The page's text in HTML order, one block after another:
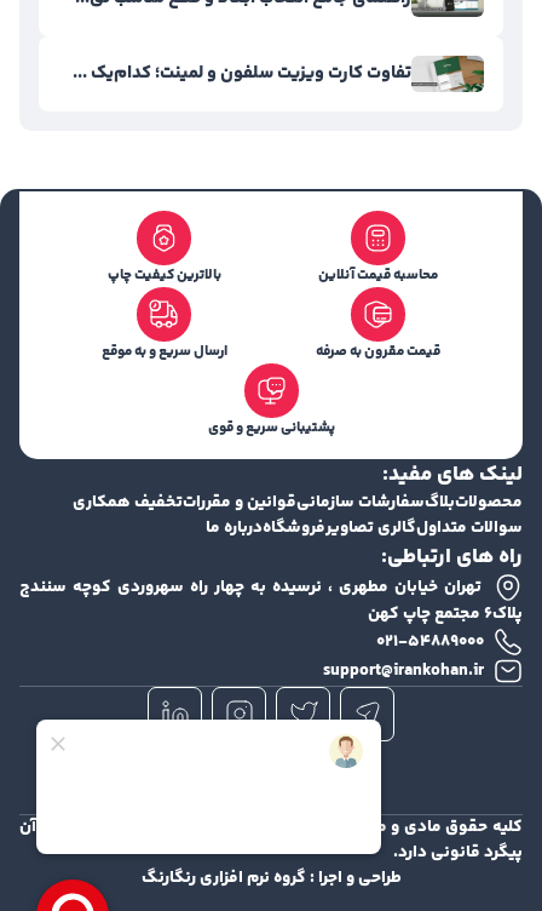
تفاوت کارت ویزیت سلفون و لمینت؛ کدام‌یک ...
محاسبه قیمت آنلاین بالاترین کیفیت چاپ
قیمت مقرون به صرفه ارسال سریع و به موقع
پشتیبانی سریع و قوی
لینک های مفید:
محصولاتبلاگسفارشات سازمانیقوانین و مقرراتتخفیف همکاری
سوالات متداولگالری تصاویرفروشگاهدرباره ما
راه های ارتباطی:
تهران خیابان مطهری ، نرسیده به چهار راه سهروردی کوچه سنندج
پلاک۶ مجتمع چاپ کهن
۰۲۱-۵۴۸۸۹۰۰۰
support@irankohan.ir
کلیه حقوق مادی و معنوی این سایت محفوظ و هرگونه کپی برداری از آن
پیگرد قانونی دارد.
طراحی و اجرا :گروه نرم افزاری رنگارنگ